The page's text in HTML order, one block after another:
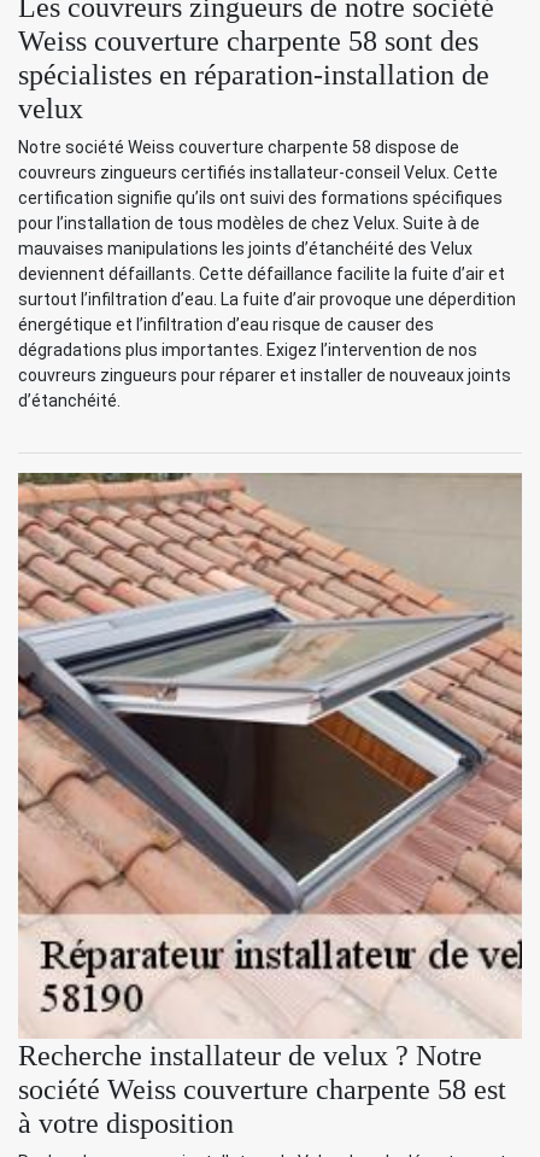
Les couvreurs zingueurs de notre société
Weiss couverture charpente 58 sont des
spécialistes en réparation-installation de
velux
Notre société Weiss couverture charpente 58 dispose de
couvreurs zingueurs certifiés installateur-conseil Velux. Cette
certification signifie qu’ils ont suivi des formations spécifiques
pour l’installation de tous modèles de chez Velux. Suite à de
mauvaises manipulations les joints d’étanchéité des Velux
deviennent défaillants. Cette défaillance facilite la fuite d’air et
surtout l’infiltration d’eau. La fuite d’air provoque une déperdition
énergétique et l’infiltration d’eau risque de causer des
dégradations plus importantes. Exigez l’intervention de nos
couvreurs zingueurs pour réparer et installer de nouveaux joints
d’étanchéité.
Recherche installateur de velux ? Notre
société Weiss couverture charpente 58 est
à votre disposition